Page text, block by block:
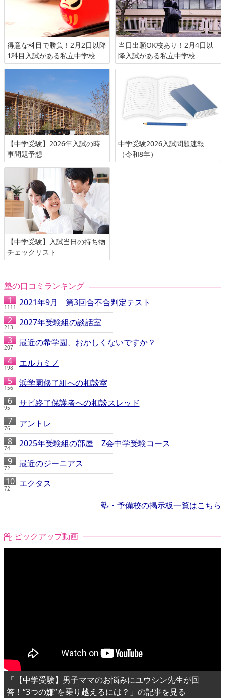
得意な科目で勝負！2月2日以降
1科目入試がある私立中学校
当日出願OK校あり！2月4日以
降入試がある私立中学校
【中学受験】2026年入試の時
事問題予想
中学受験2026入試問題速報
（令和8年）
【中学受験】入試当日の持ち物
チェックリスト
塾の口コミランキング
1111 2021年9月 第3回合不合判定テスト
213 2027年受験組の談話室
207 最近の希学園、おかしくないですか？
198 エルカミノ
156 浜学園修了組への相談室
95 サピ終了保護者への相談スレッド
76 アントレ
74 2025年受験組の部屋 Z会中学受験コース
72 最近のジーニアス
72
エクタス
塾・予備校の掲示板一覧はこちら
ピックアップ動画
「【中学受験】男子ママのお悩みにユウシン先生が回
答！“3つの嫌”を乗り越えるには？」の記事を見る